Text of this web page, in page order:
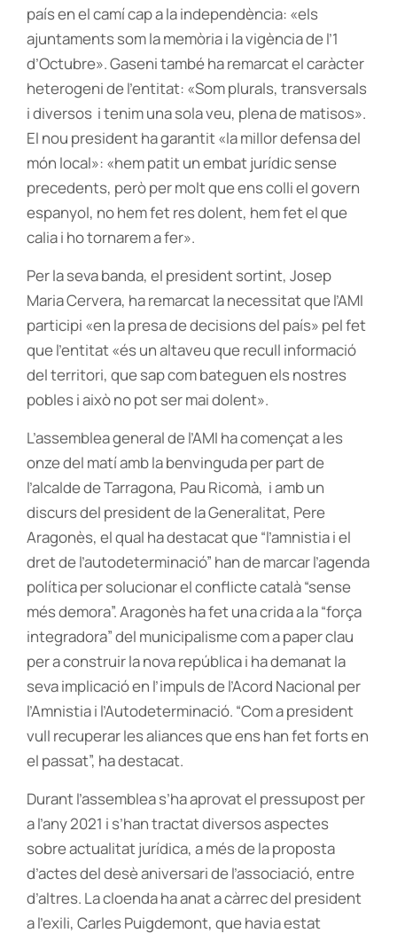
país en el camí cap a la independència: «els
ajuntaments som la memòria i la vigència de l’1
d’Octubre». Gaseni també ha remarcat el caràcter
heterogeni de l’entitat: «Som plurals, transversals
i diversos i tenim una sola veu, plena de matisos».
El nou president ha garantit «la millor defensa del
món local»: «hem patit un embat jurídic sense
precedents, però per molt que ens colli el govern
espanyol, no hem fet res dolent, hem fet el que
calia i ho tornarem a fer».
Per la seva banda, el president sortint, Josep
Maria Cervera, ha remarcat la necessitat que l’AMI
participi «en la presa de decisions del país» pel fet
que l’entitat «és un altaveu que recull informació
del territori, que sap com bateguen els nostres
pobles i això no pot ser mai dolent».
L’assemblea general de l’AMI ha començat a les
onze del matí amb la benvinguda per part de
l’alcalde de Tarragona, Pau Ricomà, i amb un
discurs del president de la Generalitat, Pere
Aragonès, el qual ha destacat que “l’amnistia i el
dret de l’autodeterminació” han de marcar l’agenda
política per solucionar el conflicte català “sense
més demora”. Aragonès ha fet una crida a la “força
integradora” del municipalisme com a paper clau
per a construir la nova república i ha demanat la
seva implicació en l’impuls de l’Acord Nacional per
l’Amnistia i l’Autodeterminació. “Com a president
vull recuperar les aliances que ens han fet forts en
el passat”, ha destacat.
Durant l’assemblea s’ha aprovat el pressupost per
a l’any 2021 i s’han tractat diversos aspectes
sobre actualitat jurídica, a més de la proposta
d’actes del desè aniversari de l’associació, entre
d’altres. La cloenda ha anat a càrrec del president
a l’exili, Carles Puigdemont, que havia estat